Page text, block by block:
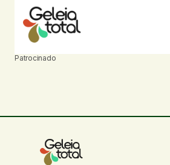
Patrocinado